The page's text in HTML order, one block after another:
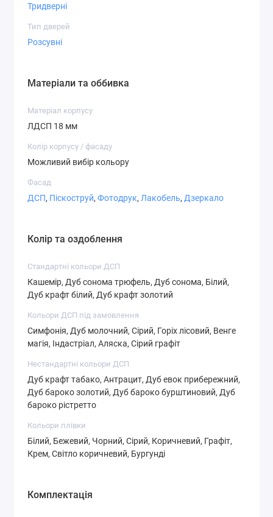
Варіанти фасадів
СТ-3,7 СТ-4,1
СТ-4,3 СТ-4,4 СТ-4,5
СТ-5,3
Тридверні
Тип дверей
Розсувні
Матеріали та оббивка
Матеріал корпусу
ЛДСП 18 мм
Колір корпусу / фасаду
Можливий вибір кольору
Фасад
ДСП, Піскоструй, Фотодрук, Лакобель, Дзеркало
Колір та оздоблення
Стандартні кольори ДСП
Кашемір, Дуб сонома трюфель, Дуб сонома, Білий,
Дуб крафт білий, Дуб крафт золотий
Кольори ДСП під замовлення
Симфонія, Дуб молочний, Сірий, Горіх лісовий, Венге
магія, Індастріал, Аляска, Сірий графіт
Нестандартні кольори ДСП
Дуб крафт табако, Антрацит, Дуб евок прибережний,
Дуб бароко золотий, Дуб бароко бурштиновий, Дуб
бароко рістретто
Кольори плівки
Білий, Бежевий, Чорний, Сірий, Коричневий, Графіт,
Крем, Світло коричневий, Бургунді
Комплектація